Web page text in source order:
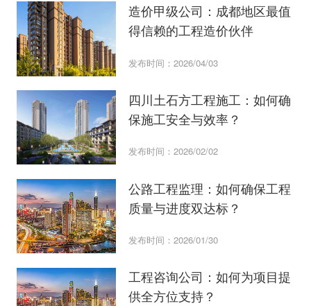
造价甲级公司：成都地区最值
得信赖的工程造价伙伴
发布时间：2026/04/03
四川土石方工程施工：如何确
保施工安全与效率？
发布时间：2026/02/02
公路工程监理：如何确保工程
质量与进度双达标？
发布时间：2026/01/30
工程咨询公司：如何为项目提
供全方位支持？